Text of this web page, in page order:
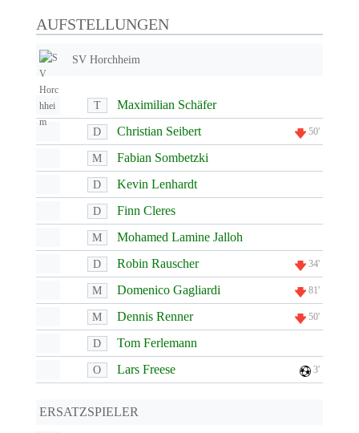
AUFSTELLUNGEN
SV Horchheim
T Maximilian Schäfer
D Christian Seibert 50'
M Fabian Sombetzki
D Kevin Lenhardt
D Finn Cleres
M Mohamed Lamine Jalloh
D Robin Rauscher 34'
M Domenico Gagliardi 81'
M Dennis Renner 50'
D Tom Ferlemann
O Lars Freese 3'
ERSATZSPIELER